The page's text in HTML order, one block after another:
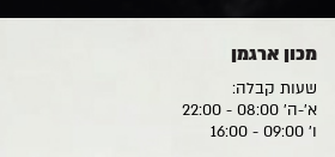
מכון ארגמן
שעות קבלה:
א'-ה' 08:00 - 22:00
ו' 09:00 - 16:00